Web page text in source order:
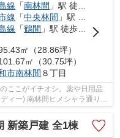
線 「南林間 」駅 徒歩18分
線 「中央林間 」駅 徒歩21分
線 「鶴間 」駅 徒歩25分
㎡（28.86坪）
㎡（30.75坪）
市南林間 ８丁目
ここがイチオシ。薬や日用品
ィー) 南林間ヒメシャラ通り店
新築戸建 全1棟